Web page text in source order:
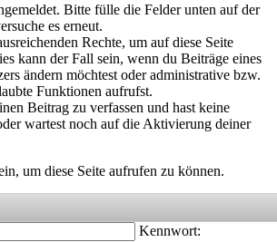
Bitte fülle die Felder unten auf der
es erneut.
Rechte, um auf diese Seite
kann der Fall sein, wenn du Beiträge eines
ändern möchtest oder administrative bzw.
Funktionen aufrufst.
Beitrag zu verfassen und hast keine
wartest noch auf die Aktivierung deiner
um diese Seite aufrufen zu können.
Kennwort: